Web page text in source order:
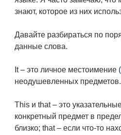
знают, которое из них
Давайте разбираться по
данные слова.
It – это личное местоимение (
неодушевленных предметов.
This и that – это
конкретный предмет в
близко; that – если что-то